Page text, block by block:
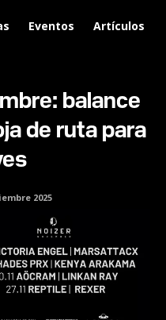
Eventos Artículos
balance
de ruta para
2025